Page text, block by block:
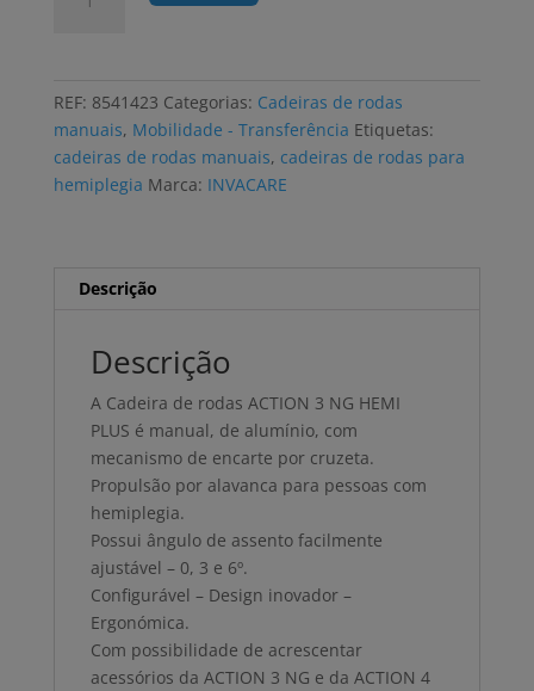
INVACARE
ACTION
3
REF: 8541423 Categorias: Cadeiras de rodas
manuais, Mobilidade - Transferência Etiquetas:
cadeiras de rodas manuais, cadeiras de rodas para
hemiplegia Marca: INVACARE
Descrição
Descrição
A Cadeira de rodas ACTION 3 NG HEMI
PLUS é manual, de alumínio, com
mecanismo de encarte por cruzeta.
Propulsão por alavanca para pessoas com
hemiplegia.
Possui ângulo de assento facilmente
ajustável – 0, 3 e 6º.
Configurável – Design inovador –
Ergonómica.
Com possibilidade de acrescentar
acessórios da ACTION 3 NG e da ACTION 4